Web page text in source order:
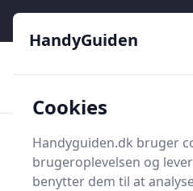
Søg nu
Søg nu
HandyGuiden
Cookies
Handyguiden.dk bruger
brugeroplevelsen og
benytter dem til at